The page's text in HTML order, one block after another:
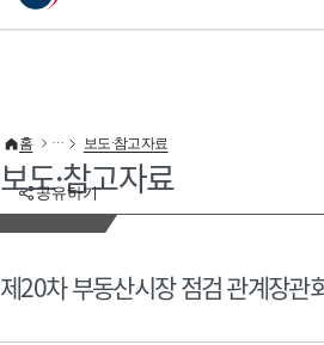
이 누리집은 대한민국 공식 전자정부 누리집입니다.
공유하기
홈 보도·참고자료
보도·참고자료
제20차 부동산시장 점검 관계장관